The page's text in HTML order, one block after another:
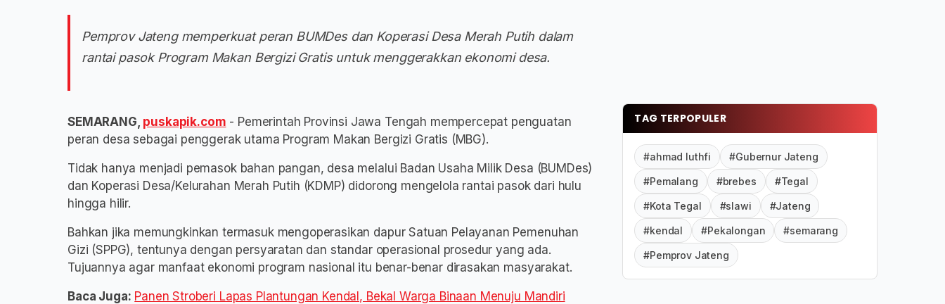
Pemprov Jateng memperkuat peran BUMDes dan Koperasi Desa Merah Putih dalam
rantai pasok Program Makan Bergizi Gratis untuk menggerakkan ekonomi desa.
SEMARANG, puskapik.com - Pemerintah Provinsi Jawa Tengah mempercepat penguatan
peran desa sebagai penggerak utama Program Makan Bergizi Gratis (MBG).
Tidak hanya menjadi pemasok bahan pangan, desa melalui Badan Usaha Milik Desa (BUMDes)
dan Koperasi Desa/Kelurahan Merah Putih (KDMP) didorong mengelola rantai pasok dari hulu
hingga hilir.
Bahkan jika memungkinkan termasuk mengoperasikan dapur Satuan Pelayanan Pemenuhan
Gizi (SPPG), tentunya dengan persyaratan dan standar operasional prosedur yang ada.
Tujuannya agar manfaat ekonomi program nasional itu benar-benar dirasakan masyarakat.
Baca Juga: Panen Stroberi Lapas Plantungan Kendal, Bekal Warga Binaan Menuju Mandiri
TAG TERPOPULER
#ahmad luthfi #Gubernur Jateng
#Pemalang #brebes #Tegal
#Kota Tegal #slawi #Jateng
#kendal #Pekalongan #semarang
#Pemprov Jateng